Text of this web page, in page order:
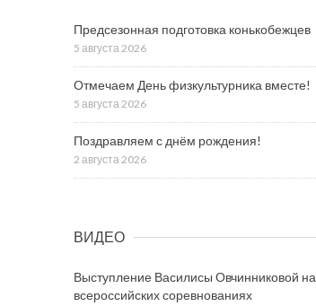
Предсезонная подготовка конькобежцев
5 августа 2026
Отмечаем День физкультурника вместе!
5 августа 2026
Поздравляем с днём рождения!
2 августа 2026
ВИДЕО
Выступление Василисы Овчинниковой на
всероссийских соревнованиях